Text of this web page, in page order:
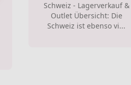
Schweiz - Lagerverkauf &
Outlet Übersicht: Die
Schweiz ist ebenso vi...